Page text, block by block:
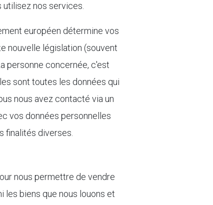
nos services.
européen détermine vos
nouvelle législation (souvent
personne concernée, c'est
sont toutes les données qui
nous avez contacté via un
vos données personnelles
finalités diverses.
nous permettre de vendre
les biens que nous louons et